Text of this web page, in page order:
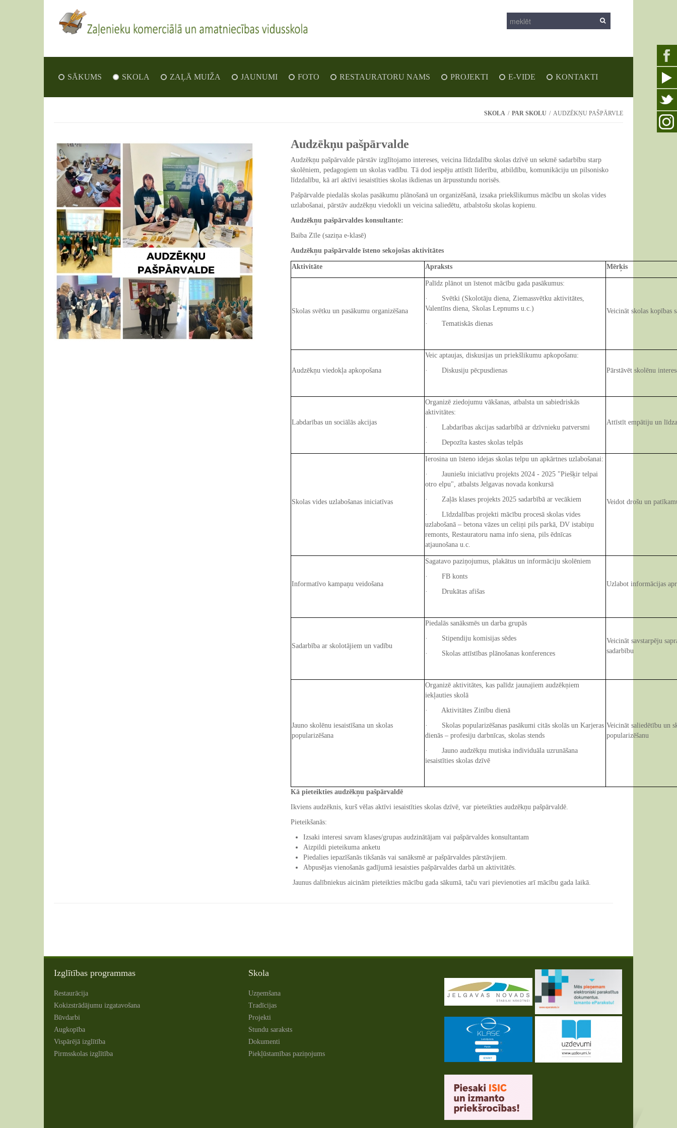
SĀKUMS SKOLA ZAĻĀ MUIŽA JAUNUMI FOTO RESTAURATORU NAMS PROJEKTI E-VIDE KONTAKTI
SKOLA / PAR SKOLU / AUDZĒKŅU PAŠPĀRVLE
Audzēkņu pašpārvalde
Audzēkņu pašpārvalde pārstāv izglītojamo intereses, veicina līdzdalību skolas dzīvē un sekmē sadarbību starp
skolēniem, pedagogiem un skolas vadību. Tā dod iespēju attīstīt līderību, atbildību, komunikāciju un pilsonisko
līdzdalību, kā arī aktīvi iesaistīties skolas ikdienas un ārpusstundu norisēs.
Pašpārvalde piedalās skolas pasākumu plānošanā un organizēšanā, izsaka priekšlikumus mācību un skolas vides
uzlabošanai, pārstāv audzēkņu viedokli un veicina saliedētu, atbalstošu skolas kopienu.
Audzēkņu pašpārvaldes konsultante:
Baiba Zīle (saziņa e-klasē)
Audzēkņu pašpārvalde īsteno sekojošas aktivitātes
Aktivitāte Apraksts Mērķis
Skolas svētku un pasākumu organizēšana
Palīdz plānot un īstenot mācību gada pasākumus:
· Svētki (Skolotāju diena, Ziemassvētku aktivitātes,
Valentīns diena, Skolas Lepnums u.c.)
· Tematiskās dienas
Veicināt skolas kopības
Audzēkņu viedokļa apkopošana
Veic aptaujas, diskusijas un priekšlikumu apkopošanu:
· Diskusiju pēcpusdienas
Pārstāvēt skolēnu
Labdarības un sociālās akcijas
Organizē ziedojumu vākšanas, atbalsta un sabiedriskās
aktivitātes:
· Labdarības akcijas sadarbībā ar dzīvnieku patversmi
· Depozīta kastes skolas telpās
Attīstīt empātiju un
Skolas vides uzlabošanas iniciatīvas
Ierosina un īsteno idejas skolas telpu un apkārtnes uzlabošanai:
· Jauniešu iniciatīvu projekts 2024 - 2025 "Piešķir telpai
otro elpu", atbalsts Jelgavas novada konkursā
· Zaļās klases projekts 2025 sadarbībā ar vecākiem
· Līdzdalības projekti mācību procesā skolas vides
uzlabošanā – betona vāzes un celiņi pils parkā, DV istabiņu
remonts, Restauratoru nama info siena, pils ēdnīcas
atjaunošana u.c.
Veidot drošu un
Informatīvo kampaņu veidošana
Sagatavo paziņojumus, plakātus un informāciju skolēniem
· FB konts
· Drukātas afišas
Uzlabot informācijas
Sadarbība ar skolotājiem un vadību
Piedalās sanāksmēs un darba grupās
· Stipendiju komisijas sēdes
· Skolas attīstības plānošanas konferences
Veicināt savstarpēju
sadarbību
Jauno skolēnu iesaistīšana un skolas
popularizēšana
Organizē aktivitātes, kas palīdz jaunajiem audzēkņiem
iekļauties skolā
· Aktivitātes Zinību dienā
· Skolas popularizēšanas pasākumi citās skolās un Karjeras
dienās – profesiju darbnīcas, skolas stends
· Jauno audzēkņu mutiska individuāla uzrunāšana
iesaistīties skolas dzīvē
Veicināt saliedētību un
popularizēšanu
Kā pieteikties audzēkņu pašpārvaldē
Ikviens audzēknis, kurš vēlas aktīvi iesaistīties skolas dzīvē, var pieteikties audzēkņu pašpārvaldē.
Pieteikšanās:
Izsaki interesi savam klases/grupas audzinātājam vai pašpārvaldes konsultantam
Aizpildi pieteikuma anketu
Piedalies iepazīšanās tikšanās vai sanāksmē ar pašpārvaldes pārstāvjiem.
Abpusējas vienošanās gadījumā iesaisties pašpārvaldes darbā un aktivitātēs.
Jaunus dalībniekus aicinām pieteikties mācību gada sākumā, taču vari pievienoties arī mācību gada laikā.
Izglītības programmas
Restaurācija
Kokizstrādājumu izgatavošana
Būvdarbi
Augkopība
Vispārējā izglītība
Pirmsskolas izglītība
Skola
Uzņemšana
Tradīcijas
Projekti
Stundu saraksts
Dokumenti
Piekļūstamības paziņojums